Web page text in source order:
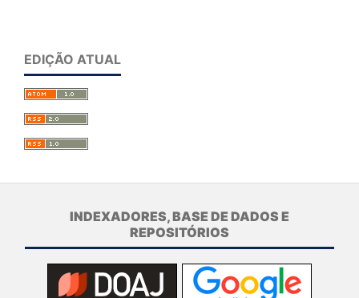
EDIÇÃO ATUAL
INDEXADORES, BASE DE DADOS E
REPOSITÓRIOS